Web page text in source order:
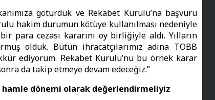
götürdük ve Rekabet Kurulu’na başvuru
hakim durumun kötüye kullanılması nedeniyle
para cezası kararını oy birliğiyle aldı. Yılların
olduk. Bütün ihracatçılarımız adına TOBB
ediyorum. Rekabet Kurulu’nu bu örnek karar
da takip etmeye devam edeceğiz.”
dönemi olarak değerlendirmeliyiz